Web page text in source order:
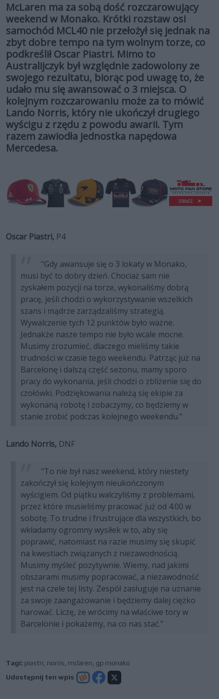
McLaren ma za sobą dość rozczarowujący
weekend w Monako. Krótki rozstaw osi
samochód MCL40 nie przełożył się jednak na
zbyt dobre tempo na tym wolnym torze, co
podkreślił Oscar Piastri. Mimo to
Australijczyk był względnie zadowolony ze
swojego rezultatu, biorąc pod uwagę to, że
udało mu się awansować o 3 miejsca. O
kolejnym rozczarowaniu może za to mówić
Lando Norris, który nie ukończył drugiego
wyścigu z rzędu z powodu awarii. Tym
razem zawiodła jednostka napędowa
Mercedesa.
Oscar Piastri, P4
"Gdy awansuje się o 3 lokaty w Monako,
musi być to dobry dzień. Chociaż sam nie
zyskałem pozycji na torze, wykonaliśmy dobrą
pracę, jeśli chodzi o wykorzystywanie wszelkich
szans i mądrze zarządzaliśmy strategią.
Wywalczenie tych 12 punktów było ważne.
Jednakże nasze tempo nie było wcale mocne.
Musimy zrozumieć, dlaczego mieliśmy takie
trudności w czasie tego weekendu. Patrząc już na
Barcelonę i dalszą część sezonu, mamy sporo
pracy do wykonania, jeśli chodzi o zbliżenie się do
czołówki. Podziękowania należą się ekipie za
wykonaną robotę i zobaczymy, co będziemy w
stanie zrobić podczas kolejnego weekendu."
Lando Norris, DNF
"To nie był nasz weekend, który niestety
zakończył się kolejnym nieukończonym
wyścigiem. Od piątku walczyliśmy z problemami,
przez które musieliśmy pracować już od 4.00 w
sobotę. To trudne i frustrujące dla wszystkich, bo
wkładamy ogromny wysiłek w to, aby się
poprawić, natomiast na razie musimy się skupić
na kwestiach związanych z niezawodnością.
Musimy myśleć pozytywnie. Wiemy, nad jakimi
obszarami musimy popracować, a niezawodność
jest na czele tej listy. Zespół zasługuje na uznanie
za swoje zaangażowanie i będziemy dalej ciężko
harować. Liczę, że wrócimy na właściwe tory w
Barcelonie i pokażemy, na co nas stać."
Tagi: piastri norris mclaren gp monako
Udostępnij ten wpis